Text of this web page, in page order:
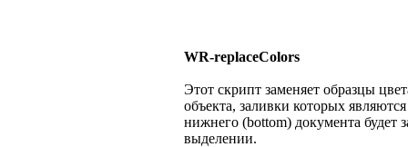
WR-replaceColors
Этот скрипт заменяет образцы
объекта, заливки которых
нижнего (bottom) документа будет
выделении.